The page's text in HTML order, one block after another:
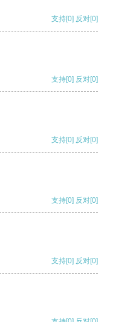
支持[0] 反对[0]
支持[0] 反对[0]
支持[0] 反对[0]
支持[0] 反对[0]
支持[0] 反对[0]